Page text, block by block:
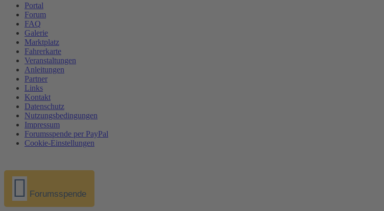
Portal
Forum
FAQ
Galerie
Marktplatz
Fahrerkarte
Veranstaltungen
Anleitungen
Partner
Links
Kontakt
Datenschutz
Nutzungsbedingungen
Impressum
Forumsspende per PayPal
Cookie-Einstellungen
Forumsspende